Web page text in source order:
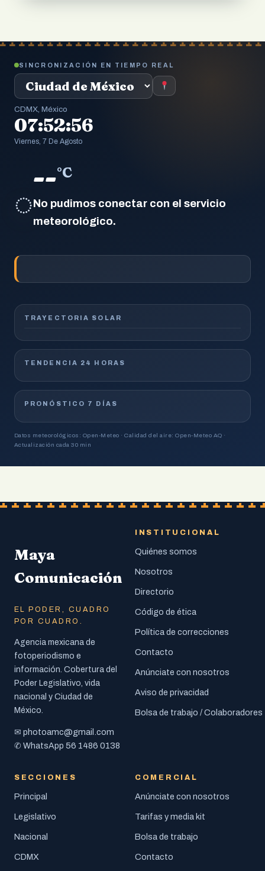
SINCRONIZACIÓN EN TIEMPO REAL
CDMX, México
07:52:57
Viernes, 7 De Agosto
◌
--°C
No pudimos conectar con el servicio
meteorológico.
TRAYECTORIA SOLAR
TENDENCIA 24 HORAS
PRONÓSTICO 7 DÍAS
Datos meteorológicos: Open-Meteo · Calidad del aire: Open-Meteo AQ ·
Actualización cada 30 min
Maya
Comunicación
EL PODER, CUADRO
POR CUADRO.
Agencia mexicana de
fotoperiodismo e
información. Cobertura del
Poder Legislativo, vida
nacional y Ciudad de
México.
✉ photoamc@gmail.com
✆ WhatsApp 56 1486 0138
INSTITUCIONAL
Quiénes somos
Nosotros
Directorio
Código de ética
Política de correcciones
Contacto
Anúnciate con nosotros
Aviso de privacidad
Bolsa de trabajo / Colaboradores
SECCIONES
Principal
Legislativo
Nacional
CDMX
COMERCIAL
Anúnciate con nosotros
Tarifas y media kit
Bolsa de trabajo
Contacto